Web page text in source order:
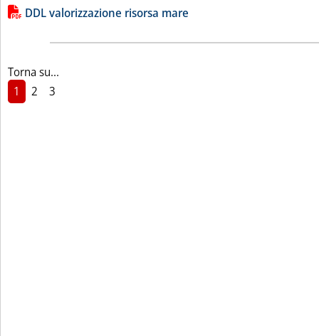
Lista allegati PDF alla notizia
DDL valorizzazione risorsa mare
Torna su...
1
2 3